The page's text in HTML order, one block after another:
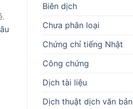
Biên dịch
Chưa phân loại
Chứng chỉ tiếng Nhật
Công chứng
Dịch tài liệu
Dịch thuật dịch văn bản